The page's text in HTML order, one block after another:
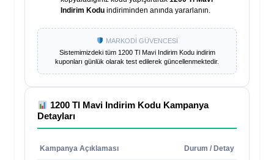
Indirim Kodu indiriminden anında yararlanın.
MARKODİ GÜVENCESİ
Sistemimizdeki tüm 1200 Tl Mavi Indirim Koduindirim
kuponları günlük olarak test edilerek güncellenmektedir.
1200 Tl Mavi Indirim Kodu Kampanya
Detayları
Kampanya Açıklaması Durum / Detay